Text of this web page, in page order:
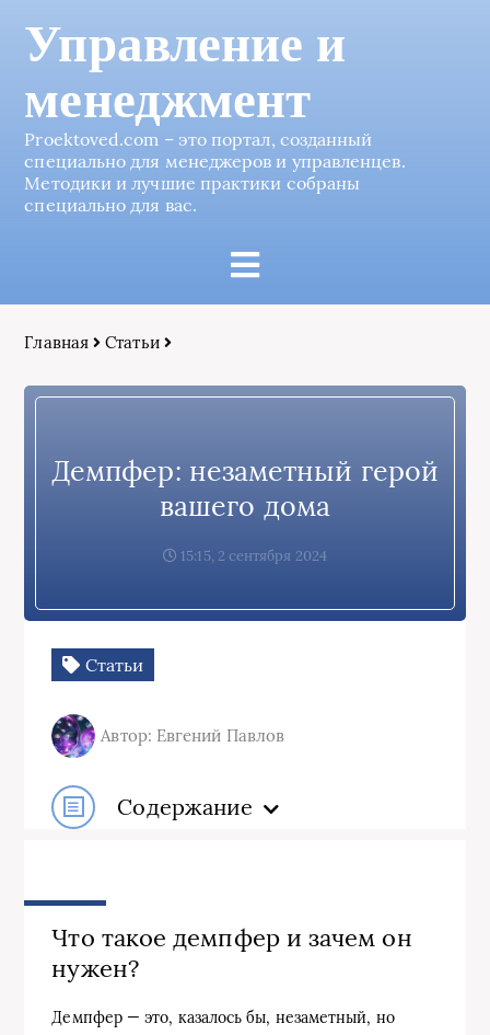
Управление и
менеджмент
Proektoved.com – это портал, созданный
специально для менеджеров и управленцев.
Методики и лучшие практики собраны
специально для вас.
Главная Статьи
Демпфер: незаметный герой
вашего дома
15:15, 2 сентября 2024
Статьи
Автор: Евгений Павлов
Содержание
Что такое демпфер и зачем он
нужен?
Демпфер — это, казалось бы, незаметный, но